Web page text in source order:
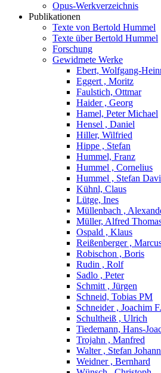
Opus-Werkverzeichnis
Publikationen
Texte von Bertold Hummel
Texte über Bertold Hummel
Forschung
Gewidmete Werke
Ebert, Wolfgang-
Eggert , Moritz
Faulstich, Ottmar
Haider , Georg
Hamel, Peter Michael
Hensel , Daniel
Hiller, Wilfried
Hippe , Stefan
Hummel, Franz
Hummel , Cornelius
Hummel , Stefan
Kühnl, Claus
Lütge, Ines
Müllenbach ,
Müller, Alfred
Ospald , Klaus
Reißenberger ,
Robischon , Boris
Rudin , Rolf
Sadlo , Peter
Schmitt , Jürgen
Schneid, Tobias PM
Schneider , Joachim
Schultheiß , Ulrich
Tiedemann, Hans-
Trojahn , Manfred
Walter , Stefan
Weidner , Bernhard